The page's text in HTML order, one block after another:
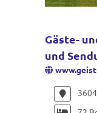
Gäste-
und